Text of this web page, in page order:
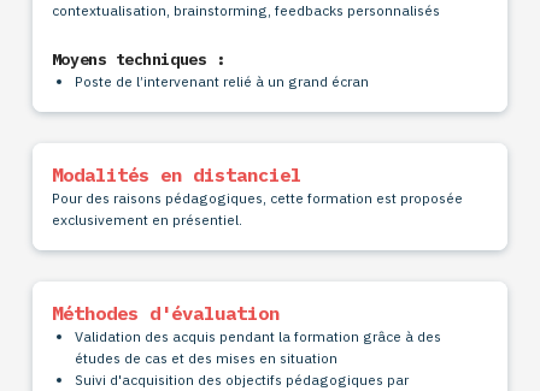
contextualisation, brainstorming, feedbacks personnalisés
Moyens techniques :
Poste de l’intervenant relié à un grand écran
Modalités en distanciel
Pour des raisons pédagogiques, cette formation est proposée
exclusivement en présentiel.
Méthodes d'évaluation
Validation des acquis pendant la formation grâce à des
études de cas et des mises en situation
Suivi d'acquisition des objectifs pédagogiques par